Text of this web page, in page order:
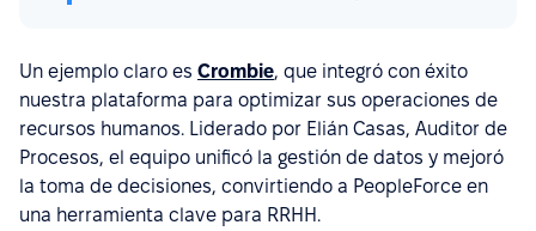
Un ejemplo claro es Crombie, que integró con éxito
nuestra plataforma para optimizar sus operaciones de
recursos humanos. Liderado por Elián Casas, Auditor de
Procesos, el equipo unificó la gestión de datos y mejoró
la toma de decisiones, convirtiendo a PeopleForce en
una herramienta clave para RRHH.